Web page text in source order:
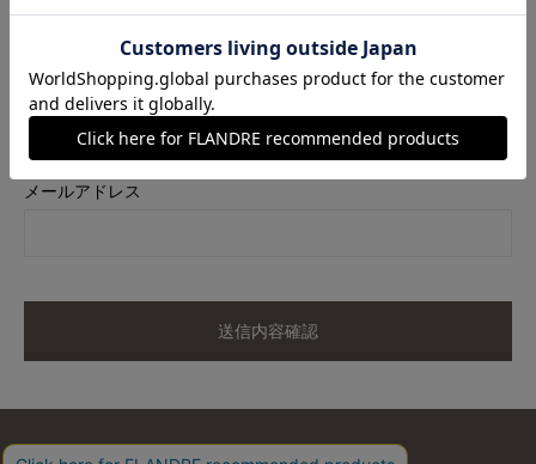
サイズ
メールアドレス
送信内容確認